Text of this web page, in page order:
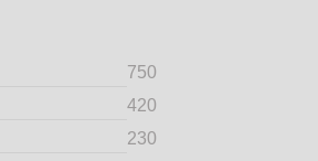
750
420
230